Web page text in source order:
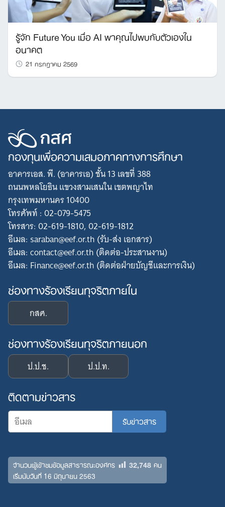
รู้จัก Future You เมื่อ AI พาคุณไปพบกับตัวเองใน
อนาคต
21 กรกฎาคม 2569
กองทุนเพื่อความเสมอภาคทางการศึกษา
อาคารเอส. พี. (อาคารเอ) ชั้น 13 เลขที่ 388
ถนนพหลโยธิน แขวงสามเสนใน เขตพญาไท
กรุงเทพมหานคร 10400
โทรศัพท์ : 02-079-5475
โทรสาร: 02-619-1810, 02-619-1812
อีเมล: saraban@eef.or.th (รับ-ส่ง เอกสาร)
อีเมล: contact@eef.or.th (ติดต่อ-ประสานงาน)
อีเมล: Finance@eef.or.th (ติดต่อฝ่ายบัญชีและการเงิน)
ช่องทางร้องเรียนทุจริตภายใน
กสศ.
ช่องทางร้องเรียนทุจริตภายนอก
ป.ป.ช. ป.ป.ท.
ติดตามข่าวสาร
จำนวนผู้เข้าชมข้อมูลสาธารณะองค์กร 32,748คน
เริ่มนับวันที่ 16 มิถุนายน 2563